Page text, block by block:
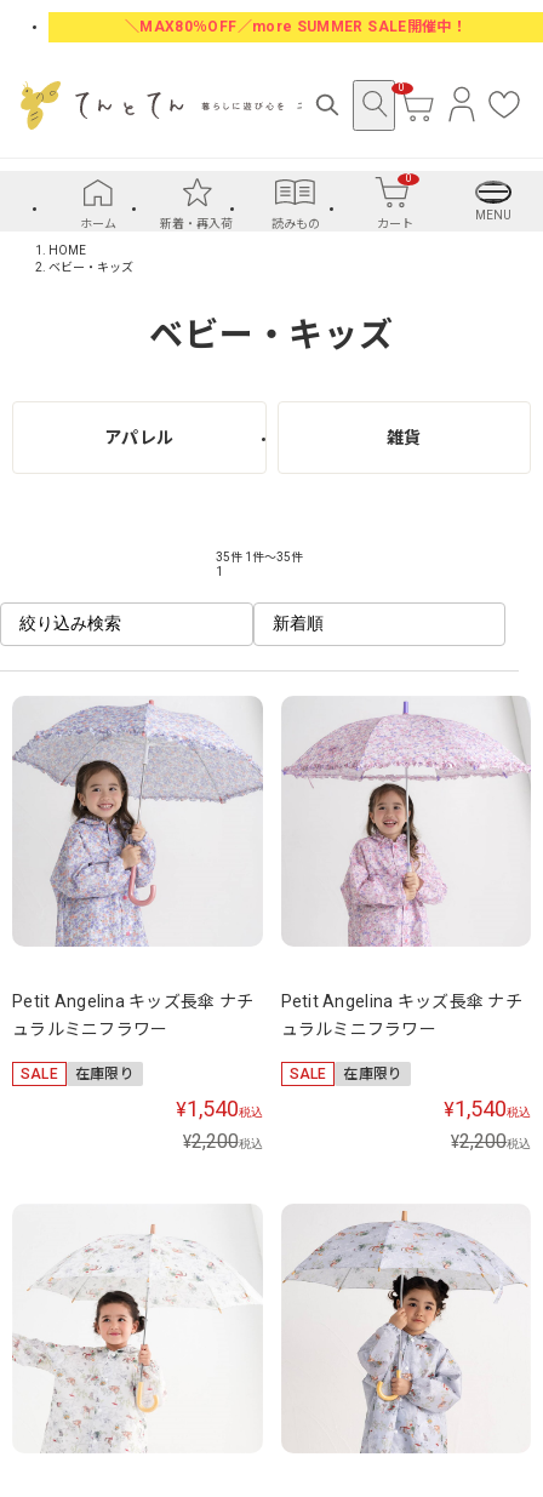
＼MAX80％OFF／more SUMMER SALE開催中！
に
入
り
ト
0
ホーム 新着・再入荷 読みもの カート
0
MENU
HOME
ベビー・キッズ
ベビー・キッズ
アパレル 雑貨
35件 1件～35件
1
絞り込み検索 新着順
Petit Angelina キッズ長傘 ナチ
ュラルミニフラワー
SALE 在庫限り
¥1,540税込
¥2,200税込
Petit Angelina キッズ長傘 ナチ
ュラルミニフラワー
SALE 在庫限り
¥1,540税込
¥2,200税込